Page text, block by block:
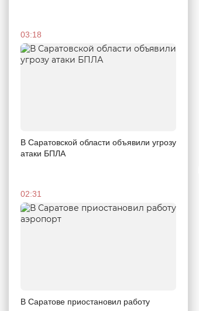
03:18
В Саратовской области объявили угрозу
атаки БПЛА
02:31
В Саратове приостановил работу